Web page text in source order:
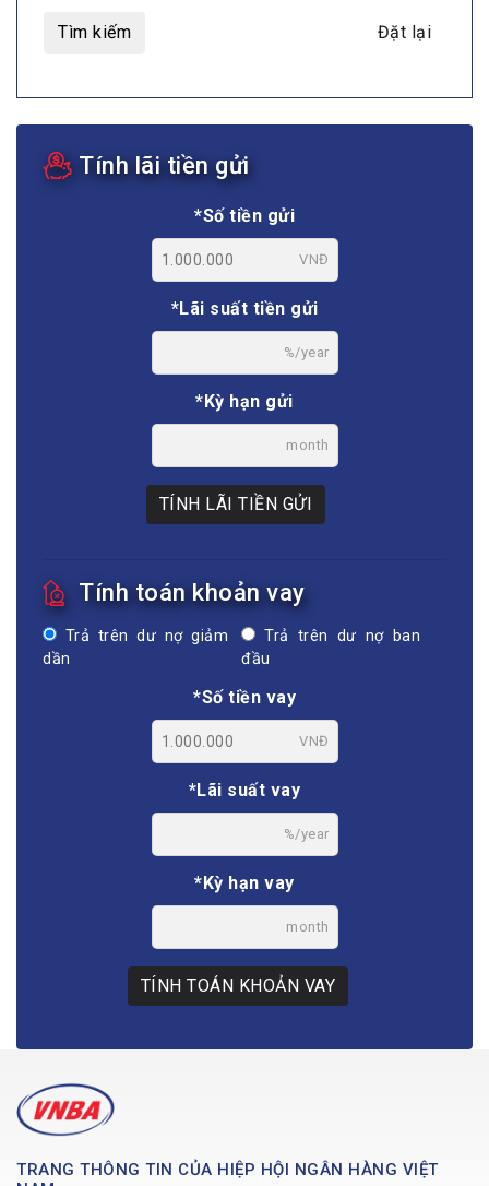
Tìm kiếm Đặt lại
Tính lãi tiền gửi
*Số tiền gửi
VNĐ
*Lãi suất tiền gửi
%/year
*Kỳ hạn gửi
month
TÍNH LÃI TIỀN GỬI
Tính toán khoản vay
Trả trên dư nợ giảm
dần
Trả trên dư nợ ban
đầu
*Số tiền vay
VNĐ
*Lãi suất vay
%/year
*Kỳ hạn vay
month
TÍNH TOÁN KHOẢN VAY
TRANG THÔNG TIN CỦA HIỆP HỘI NGÂN HÀNG VIỆT